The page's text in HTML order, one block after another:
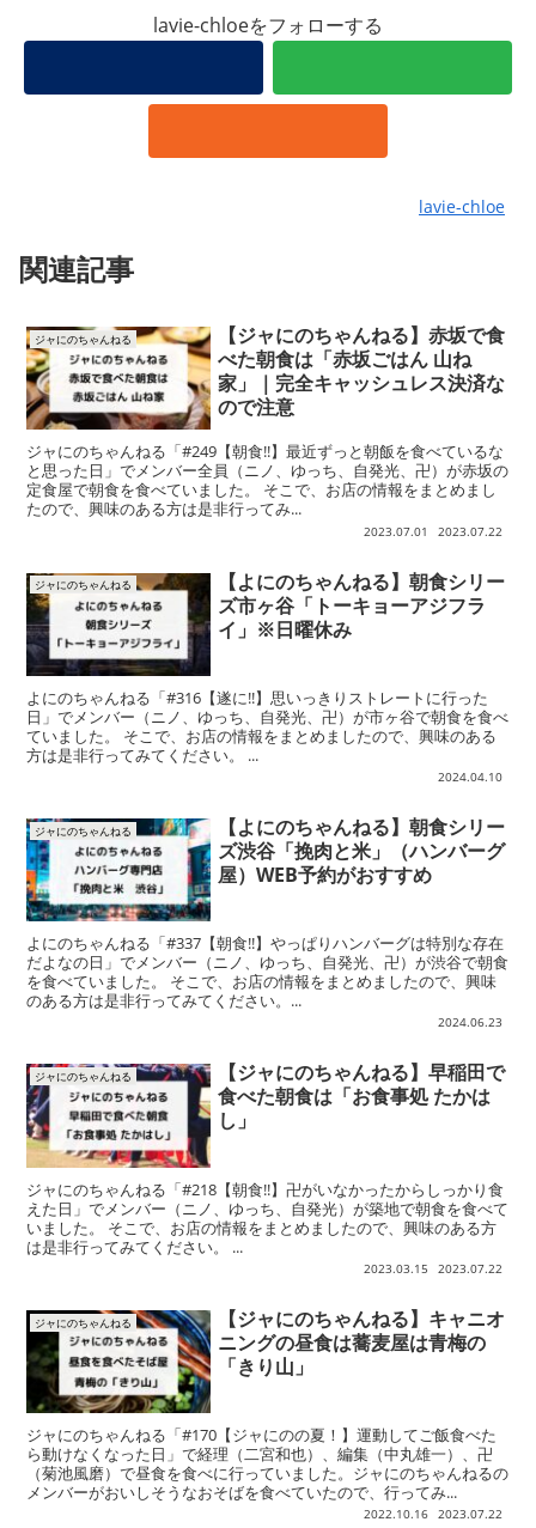
lavie-chloeをフォローする
lavie-chloe
関連記事
ジャにのちゃんねる
【ジャにのちゃんねる】赤坂で食
べた朝食は「赤坂ごはん 山ね
家」｜完全キャッシュレス決済な
ので注意
ジャにのちゃんねる「#249【朝食!!】最近ずっと朝飯を食べているな
と思った日」でメンバー全員（ニノ、ゆっち、自発光、卍）が赤坂の
定食屋で朝食を食べていました。 そこで、お店の情報をまとめまし
たので、興味のある方は是非行ってみ...
2023.07.01 2023.07.22
ジャにのちゃんねる
【よにのちゃんねる】朝食シリー
ズ市ヶ谷「トーキョーアジフラ
イ」※日曜休み
よにのちゃんねる「#316【遂に!!】思いっきりストレートに行った
日」でメンバー（ニノ、ゆっち、自発光、卍）が市ヶ谷で朝食を食べ
ていました。 そこで、お店の情報をまとめましたので、興味のある
方は是非行ってみてください。 ...
2024.04.10
ジャにのちゃんねる
【よにのちゃんねる】朝食シリー
ズ渋谷「挽肉と米」（ハンバーグ
屋）WEB予約がおすすめ
よにのちゃんねる「#337【朝食!!】やっぱりハンバーグは特別な存在
だよなの日」でメンバー（ニノ、ゆっち、自発光、卍）が渋谷で朝食
を食べていました。 そこで、お店の情報をまとめましたので、興味
のある方は是非行ってみてください。...
2024.06.23
ジャにのちゃんねる
【ジャにのちゃんねる】早稲田で
食べた朝食は「お食事処 たかは
し」
ジャにのちゃんねる「#218【朝食!!】卍がいなかったからしっかり食
えた日」でメンバー（ニノ、ゆっち、自発光）が築地で朝食を食べて
いました。 そこで、お店の情報をまとめましたので、興味のある方
は是非行ってみてください。 ...
2023.03.15 2023.07.22
ジャにのちゃんねる
【ジャにのちゃんねる】キャニオ
ニングの昼食は蕎麦屋は青梅の
「きり山」
ジャにのちゃんねる「#170【ジャにのの夏！】運動してご飯食べた
ら動けなくなった日」で経理（二宮和也）、編集（中丸雄一）、卍
（菊池風磨）で昼食を食べに行っていました。ジャにのちゃんねるの
メンバーがおいしそうなおそばを食べていたので、行ってみ...
2022.10.16 2023.07.22